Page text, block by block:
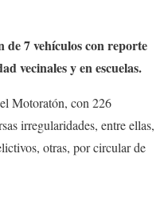
7 vehículos con reporte
vecinales y en escuelas.
Motoratón, con 226
irregularidades, entre ellas,
otras, por circular de